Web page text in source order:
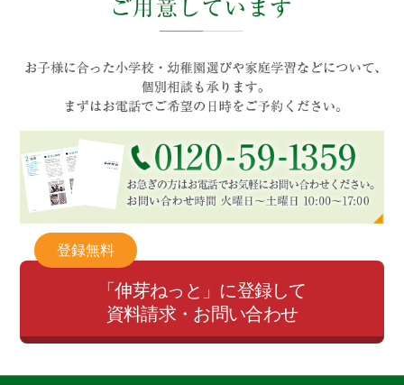
登録無料
「伸芽ねっと」に登録して
資料請求・お問い合わせ